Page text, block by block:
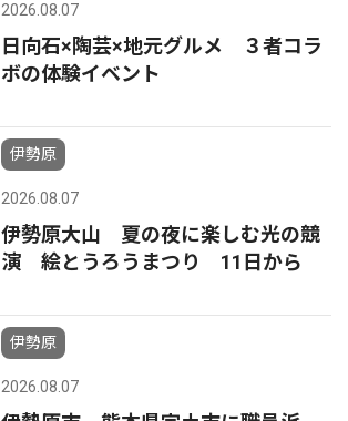
2026.08.07
日向石×陶芸×地元グルメ ３者コラ
ボの体験イベント
伊勢原
2026.08.07
伊勢原大山 夏の夜に楽しむ光の競
演 絵とうろうまつり 11日から
伊勢原
2026.08.07